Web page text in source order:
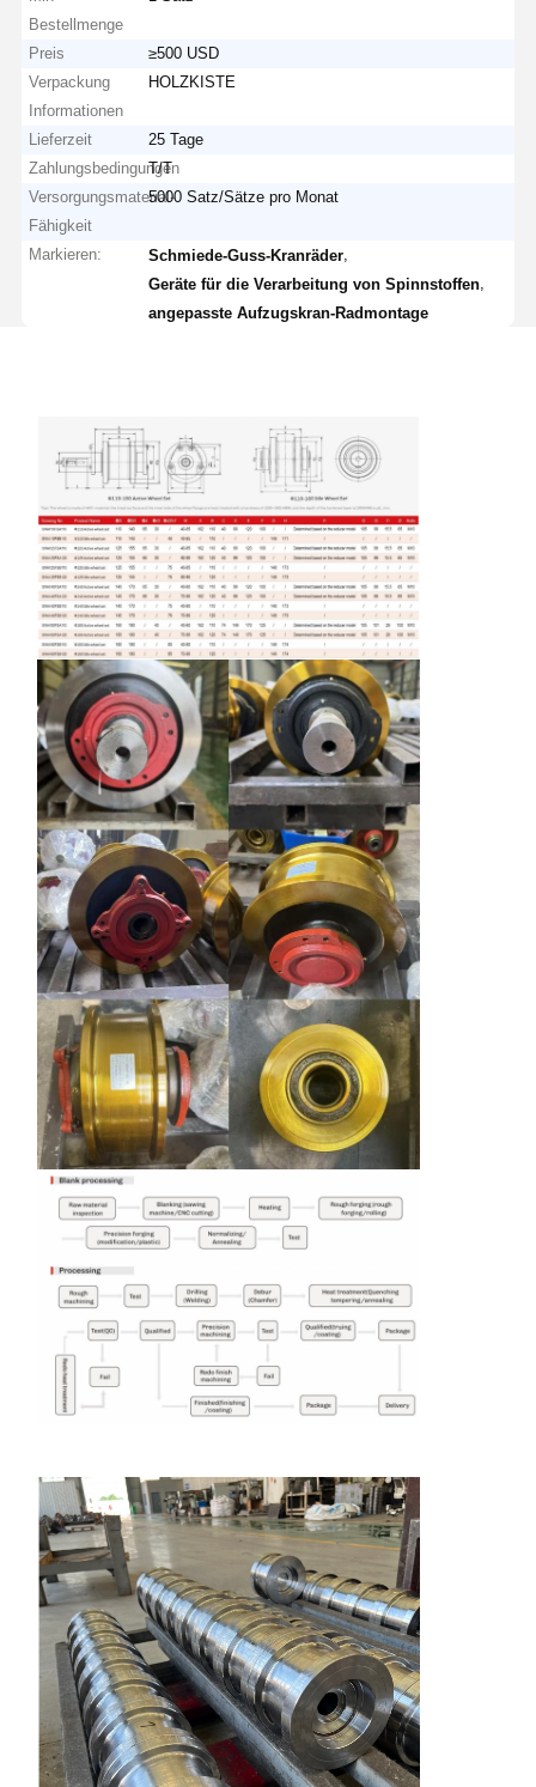
Startseite Produkte Videos Über Uns
Bestellmenge
Preis
≥500 USD
Verpackung
Informationen
HOLZKISTE
Lieferzeit
25 Tage
Zahlungsbedingungen
T/T
Versorgungsmaterial-
Fähigkeit
5000 Satz/Sätze pro Monat
Markieren: Schmiede-Guss-Kranräder
Geräte für die Verarbeitung von Spinnstoffen
angepasste Aufzugskran-Radmontage